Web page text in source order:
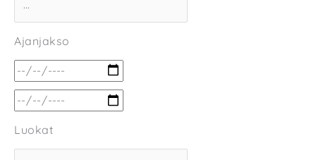
Ajanjakso
Luokat